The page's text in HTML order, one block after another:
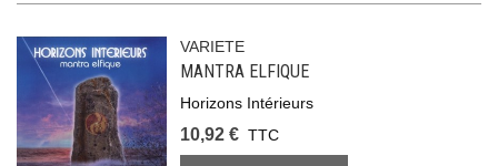
VARIETE
MANTRA ELFIQUE
Horizons Intérieurs
10,92 € TTC